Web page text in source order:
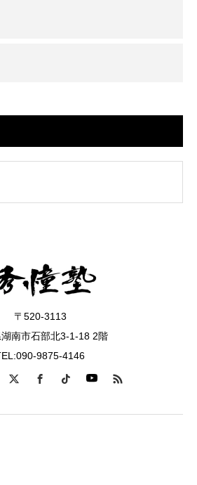
〒520-3113
南市石部北3-1-18 2階
9875-4146